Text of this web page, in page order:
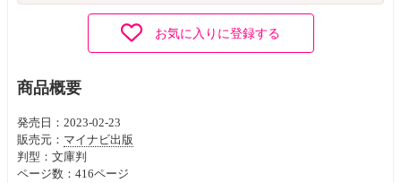
お気に入りに登録する
商品概要
発売日：2023-02-23
販売元： マイナビ出版
判型：文庫判
ページ数：416ページ